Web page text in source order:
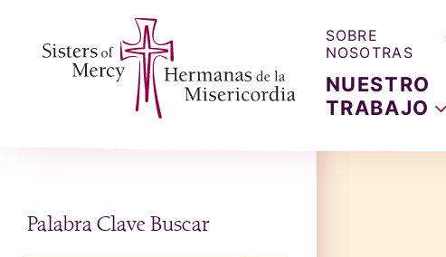
NUESTRO
TRABAJO
SOBRE
NOSOTRAS
Palabra Clave Buscar